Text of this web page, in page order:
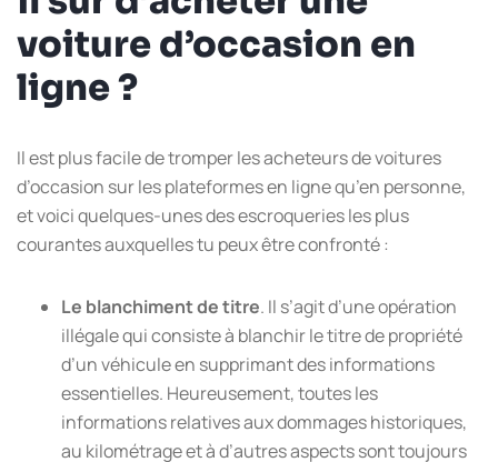
voiture d’occasion en
ligne ?
Il est plus facile de tromper les acheteurs de voitures
d’occasion sur les plateformes en ligne qu’en personne,
et voici quelques-unes des escroqueries les plus
courantes auxquelles tu peux être confronté :
Le blanchiment de titre. Il s’agit d’une opération
illégale qui consiste à blanchir le titre de propriété
d’un véhicule en supprimant des informations
essentielles. Heureusement, toutes les
informations relatives aux dommages historiques,
au kilométrage et à d’autres aspects sont toujours